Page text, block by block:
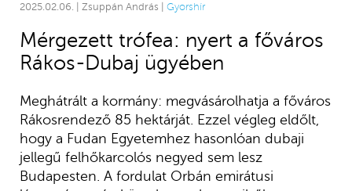
2025.02.06. | Zsuppán András | Gyorshír
Mérgezett trófea: nyert a főváros
Rákos-Dubaj ügyében
Meghátrált a kormány: megvásárolhatja a főváros
Rákosrendező 85 hektárját. Ezzel végleg eldőlt,
hogy a Fudan Egyetemhez hasonlóan dubaji
jellegű felhőkarcolós negyed sem lesz
Budapesten. A fordulat Orbán emirátusi